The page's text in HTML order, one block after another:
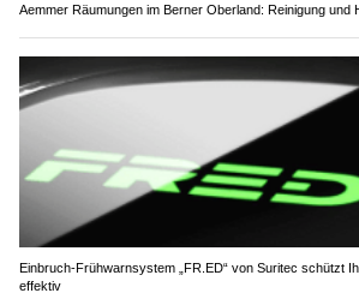
Aemmer Räumungen im Berner Oberland: Reinigung und
Einbruch-Frühwarnsystem „FR.ED“ von Suritec schützt
effektiv